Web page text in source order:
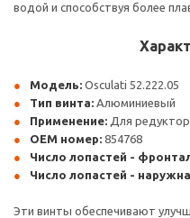
водой и способствуя более
Модель: Osculati 52.222.05
Тип винта: Алюминиевый
Применение: Для
OEM номер: 854768
Число лопастей -
Число лопастей -
Эти винты обеспечивают